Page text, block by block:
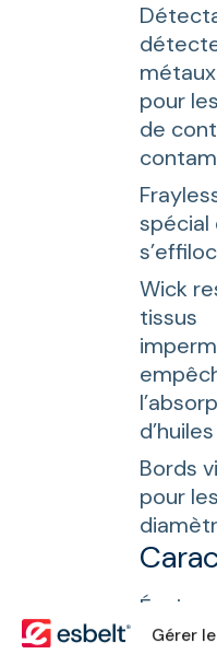
Gérer
pour
de
spécial
Wick
tissus
d’huiles
Bords
pour
0,75